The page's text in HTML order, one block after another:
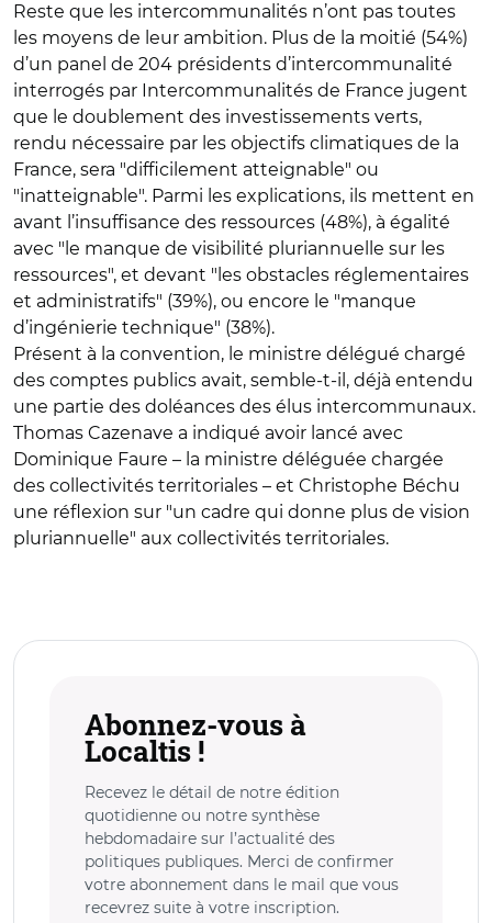
Reste que les intercommunalités n’ont pas toutes
les moyens de leur ambition. Plus de la moitié (54%)
d’un panel de 204 présidents d’intercommunalité
interrogés par Intercommunalités de France jugent
que le doublement des investissements verts,
rendu nécessaire par les objectifs climatiques de la
France, sera "difficilement atteignable" ou
"inatteignable". Parmi les explications, ils mettent en
avant l’insuffisance des ressources (48%), à égalité
avec "le manque de visibilité pluriannuelle sur les
ressources", et devant "les obstacles réglementaires
et administratifs" (39%), ou encore le "manque
d’ingénierie technique" (38%).
Présent à la convention, le ministre délégué chargé
des comptes publics avait, semble-t-il, déjà entendu
une partie des doléances des élus intercommunaux.
Thomas Cazenave a indiqué avoir lancé avec
Dominique Faure – la ministre déléguée chargée
des collectivités territoriales – et Christophe Béchu
une réflexion sur "un cadre qui donne plus de vision
pluriannuelle" aux collectivités territoriales.
Abonnez-vous à
Localtis !
Recevez le détail de notre édition
quotidienne ou notre synthèse
hebdomadaire sur l’actualité des
politiques publiques. Merci de confirmer
votre abonnement dans le mail que vous
recevrez suite à votre inscription.